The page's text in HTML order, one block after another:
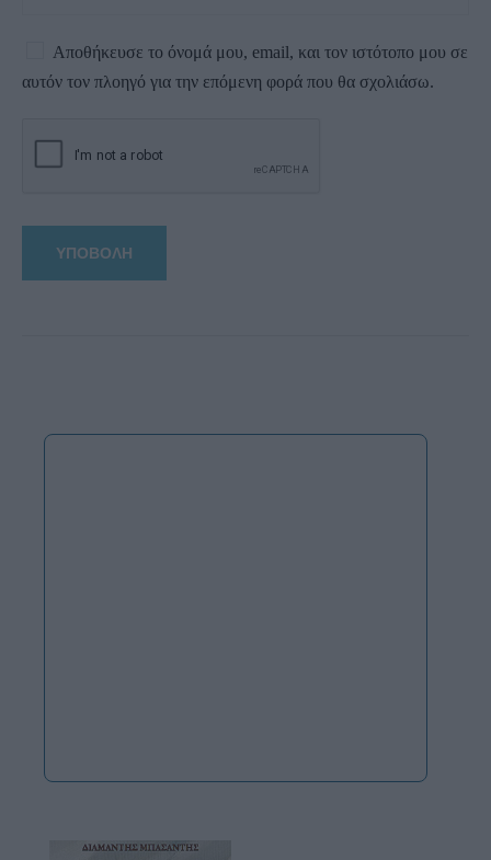
Αποθήκευσε το όνομά μου, email, και τον ιστότοπο μου σε
αυτόν τον πλοηγό για την επόμενη φορά που θα σχολιάσω.